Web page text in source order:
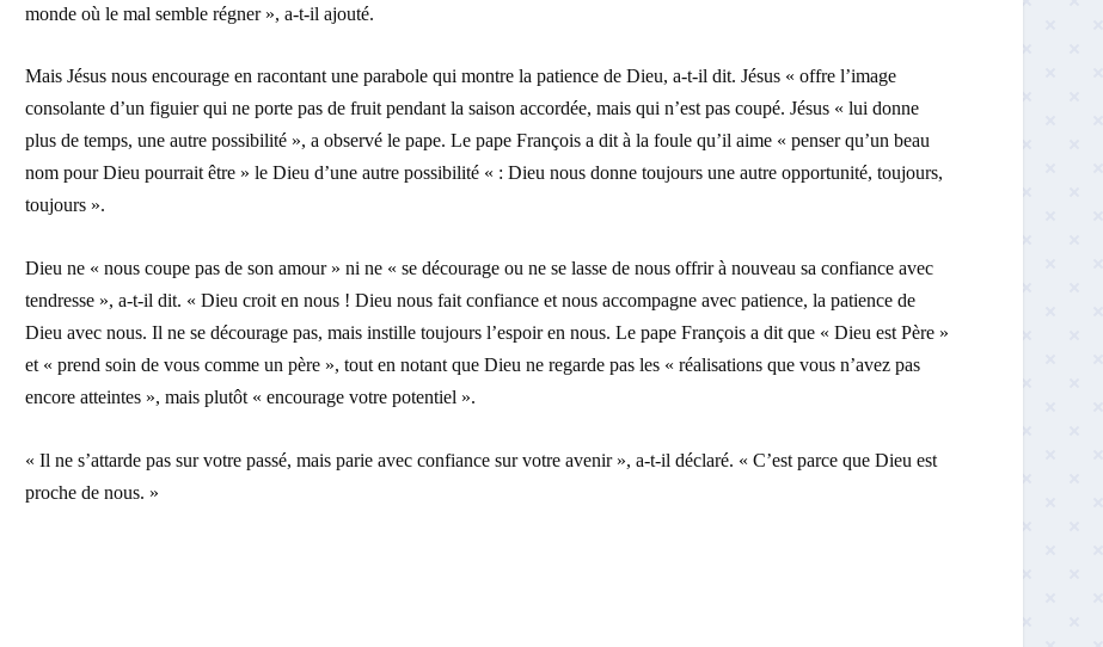
monde où le mal semble régner », a-t-il ajouté.
Mais Jésus nous encourage en racontant une parabole qui montre la patience de Dieu, a-t-il dit. Jésus « offre l’image
consolante d’un figuier qui ne porte pas de fruit pendant la saison accordée, mais qui n’est pas coupé. Jésus « lui donne
plus de temps, une autre possibilité », a observé le pape. Le pape François a dit à la foule qu’il aime « penser qu’un beau
nom pour Dieu pourrait être » le Dieu d’une autre possibilité « : Dieu nous donne toujours une autre opportunité, toujours,
toujours ».
Dieu ne « nous coupe pas de son amour » ni ne « se décourage ou ne se lasse de nous offrir à nouveau sa confiance avec
tendresse », a-t-il dit. « Dieu croit en nous ! Dieu nous fait confiance et nous accompagne avec patience, la patience de
Dieu avec nous. Il ne se décourage pas, mais instille toujours l’espoir en nous. Le pape François a dit que « Dieu est Père »
et « prend soin de vous comme un père », tout en notant que Dieu ne regarde pas les « réalisations que vous n’avez pas
encore atteintes », mais plutôt « encourage votre potentiel ».
« Il ne s’attarde pas sur votre passé, mais parie avec confiance sur votre avenir », a-t-il déclaré. « C’est parce que Dieu est
proche de nous. »